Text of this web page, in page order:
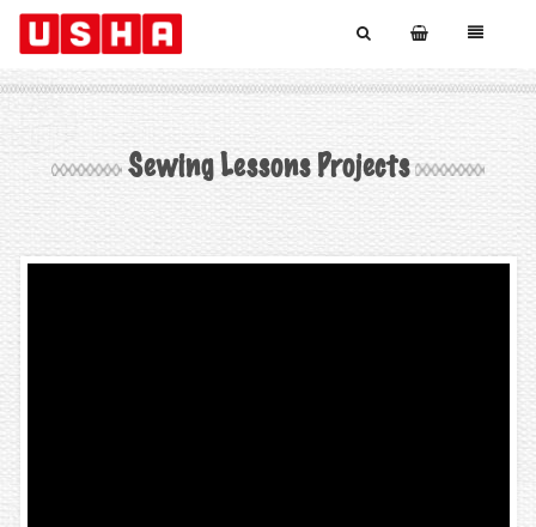
Sewing Lessons Projects